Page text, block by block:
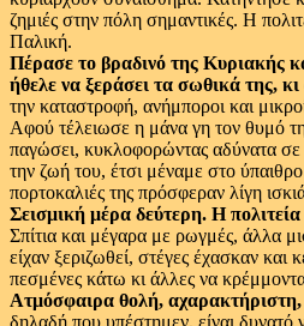
ζημιές στην πόλη σημαντικές. Η
Παλική.
Πέρασε το βραδινό της Κυριακής
ήθελε να ξεράσει τα σωθικά της,
την καταστροφή, ανήμποροι και
Αφού τέλειωσε η μάνα γη τον θυμό
παγώσει, κυκλοφορώντας αδύνατα σε
την ζωή του, έτσι μέναμε στο
πορτοκαλιές της πρόσφεραν λίγη
Σεισμική μέρα δεύτερη. Η
Σπίτια και μέγαρα με ρωγμές, άλλα
είχαν ξεριζωθεί, στέγες έχασκαν
πεσμένες κάτω κι άλλες να
Ατμόσφαιρα θολή, αχαρακτήριστη,
δηλαδή που υπέστημεν, είναι